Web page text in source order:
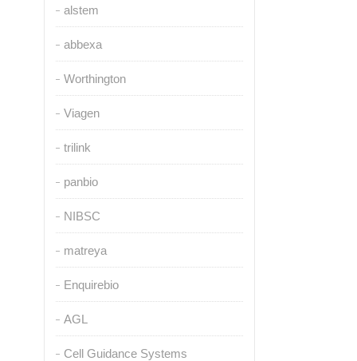
alstem
abbexa
Worthington
Viagen
trilink
panbio
NIBSC
matreya
Enquirebio
AGL
Cell Guidance Systems